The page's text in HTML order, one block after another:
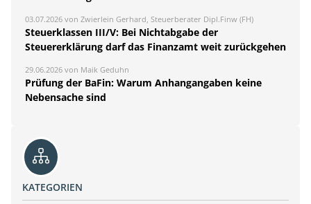
03.07.2026 von Zwierlein Gerhard, Steuerberater Dipl.Finw (FH)
Steuerklassen III/V: Bei Nichtabgabe der
Steuererklärung darf das Finanzamt weit zurückgehen
29.06.2026 von Maik Geduhn
Prüfung der BaFin: Warum Anhangangaben keine
Nebensache sind
KATEGORIEN